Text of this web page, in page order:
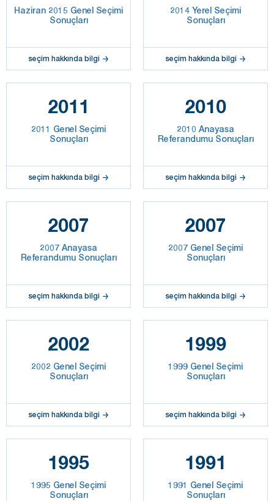
Haziran 2015 Genel Seçimi
Sonuçları
seçim hakkında bilgi
2014 Yerel Seçimi
Sonuçları
seçim hakkında bilgi
2011
2011 Genel Seçimi
Sonuçları
seçim hakkında bilgi
2010
2010 Anayasa
Referandumu Sonuçları
seçim hakkında bilgi
2007
2007 Anayasa
Referandumu Sonuçları
seçim hakkında bilgi
2007
2007 Genel Seçimi
Sonuçları
seçim hakkında bilgi
2002
2002 Genel Seçimi
Sonuçları
seçim hakkında bilgi
1999
1999 Genel Seçimi
Sonuçları
seçim hakkında bilgi
1995
1995 Genel Seçimi
Sonuçları
1991
1991 Genel Seçimi
Sonuçları